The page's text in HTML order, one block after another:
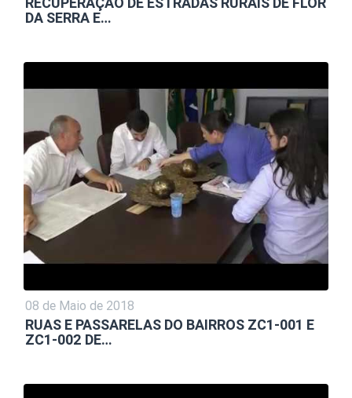
DA SERRA E…
08 de Maio de 2018
RUAS E PASSARELAS DO BAIRROS ZC1-001 E
ZC1-002 DE…